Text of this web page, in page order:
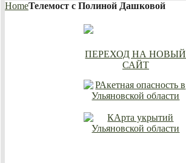
HomeТелемост с Полиной Дашковой
ПЕРЕХОД НА НОВЫЙ
САЙТ